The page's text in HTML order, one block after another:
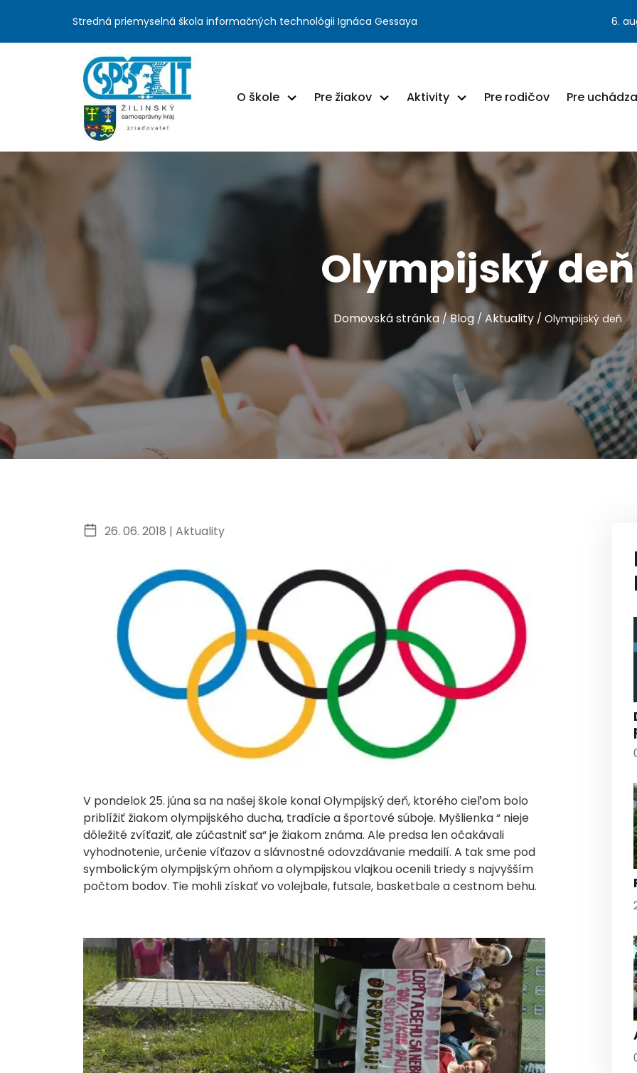
Stredná priemyselná škola informačných technológii Ignáca Gessaya 6.
O škole Pre žiakov Aktivity Pre rodičov Pre
Olympijský deň
Domovská stránka /Blog / Aktuality / Olympijský deň
26. 06. 2018 | Aktuality
V pondelok 25. júna sa na našej škole konal Olympijský deň, ktorého cieľom bolo
priblížiť žiakom olympijského ducha, tradície a športové súboje. Myšlienka “ nieje
dôležité zvíťaziť, ale zúčastniť sa“ je žiakom známa. Ale predsa len očakávali
vyhodnotenie, určenie víťazov a slávnostné odovzdávanie medailí. A tak sme pod
symbolickým olympijským ohňom a olympijskou vlajkou ocenili triedy s najvyšším
počtom bodov. Tie mohli získať vo volejbale, futsale, basketbale a cestnom behu.